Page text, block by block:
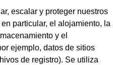
escalar y proteger nuestros
particular, el alojamiento, la
y el
ejemplo, datos de sitios
de registro). Se utiliza